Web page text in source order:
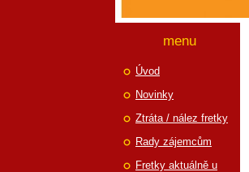
menu
Úvod
Novinky
Ztráta / nález fretky
Rady zájemcům
Fretky aktuálně u